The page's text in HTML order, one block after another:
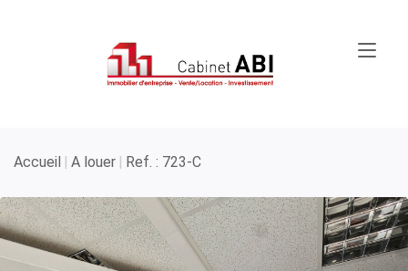
Accueil A louer Ref. : 723-C